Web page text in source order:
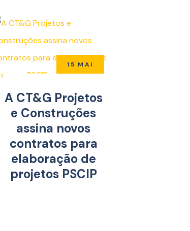
15 MAI
A CT&G Projetos
e Construções
assina novos
contratos para
elaboração de
projetos PSCIP